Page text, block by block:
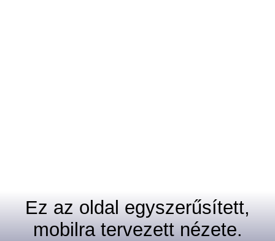
Ez az oldal egyszerűsített,
mobilra tervezett nézete.